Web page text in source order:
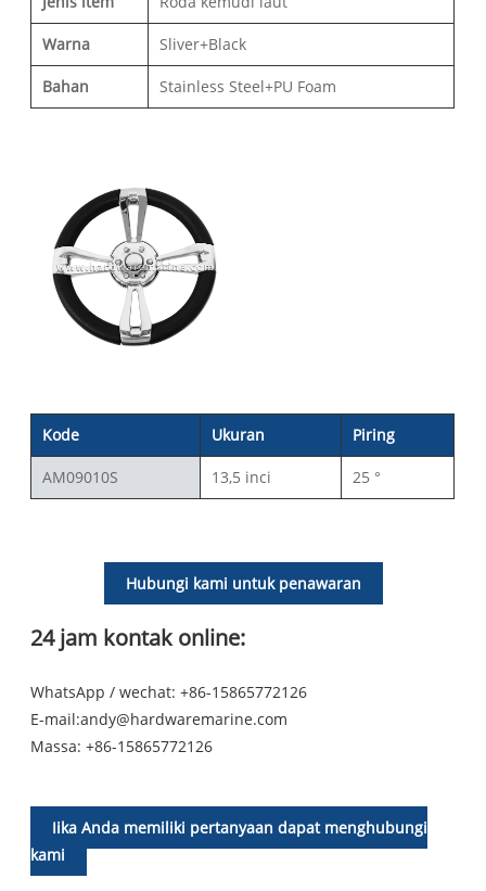
Warna Sliver+Black
Bahan Stainless Steel+PU Foam
Kode Ukuran Piring
AM09010S 13,5 inci 25 °
Hubungi kami untuk penawaran
24 jam kontak online:
WhatsApp / wechat: +86-15865772126
E-mail:andy@hardwaremarine.com
Massa:+86-15865772126
Jika Anda memiliki pertanyaan dapat menghubungi
kami